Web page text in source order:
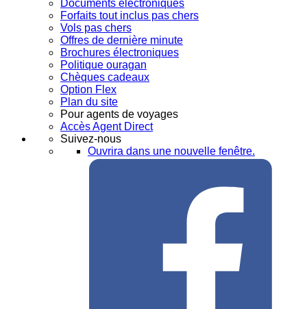
Documents électroniques
Forfaits tout inclus pas chers
Vols pas chers
Offres de dernière minute
Brochures électroniques
Politique ouragan
Chèques cadeaux
Option Flex
Plan du site
Pour agents de voyages
Accès Agent Direct
Suivez-nous
Ouvrira dans une nouvelle fenêtre.